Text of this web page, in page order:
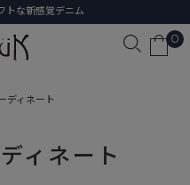
新感覚デニム
0
ディネート
ィネート